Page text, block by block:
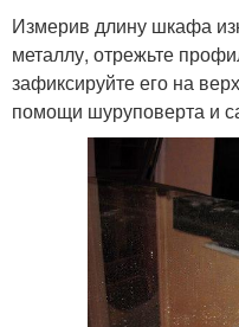
Измерив длину шкафа
металлу, отрежьте
зафиксируйте его на
помощи шуруповерта и